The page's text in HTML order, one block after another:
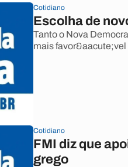
Cotidiano
Escolha de
Tanto o Nova
mais favor&aacute;vel
Cotidiano
FMI diz que
grego